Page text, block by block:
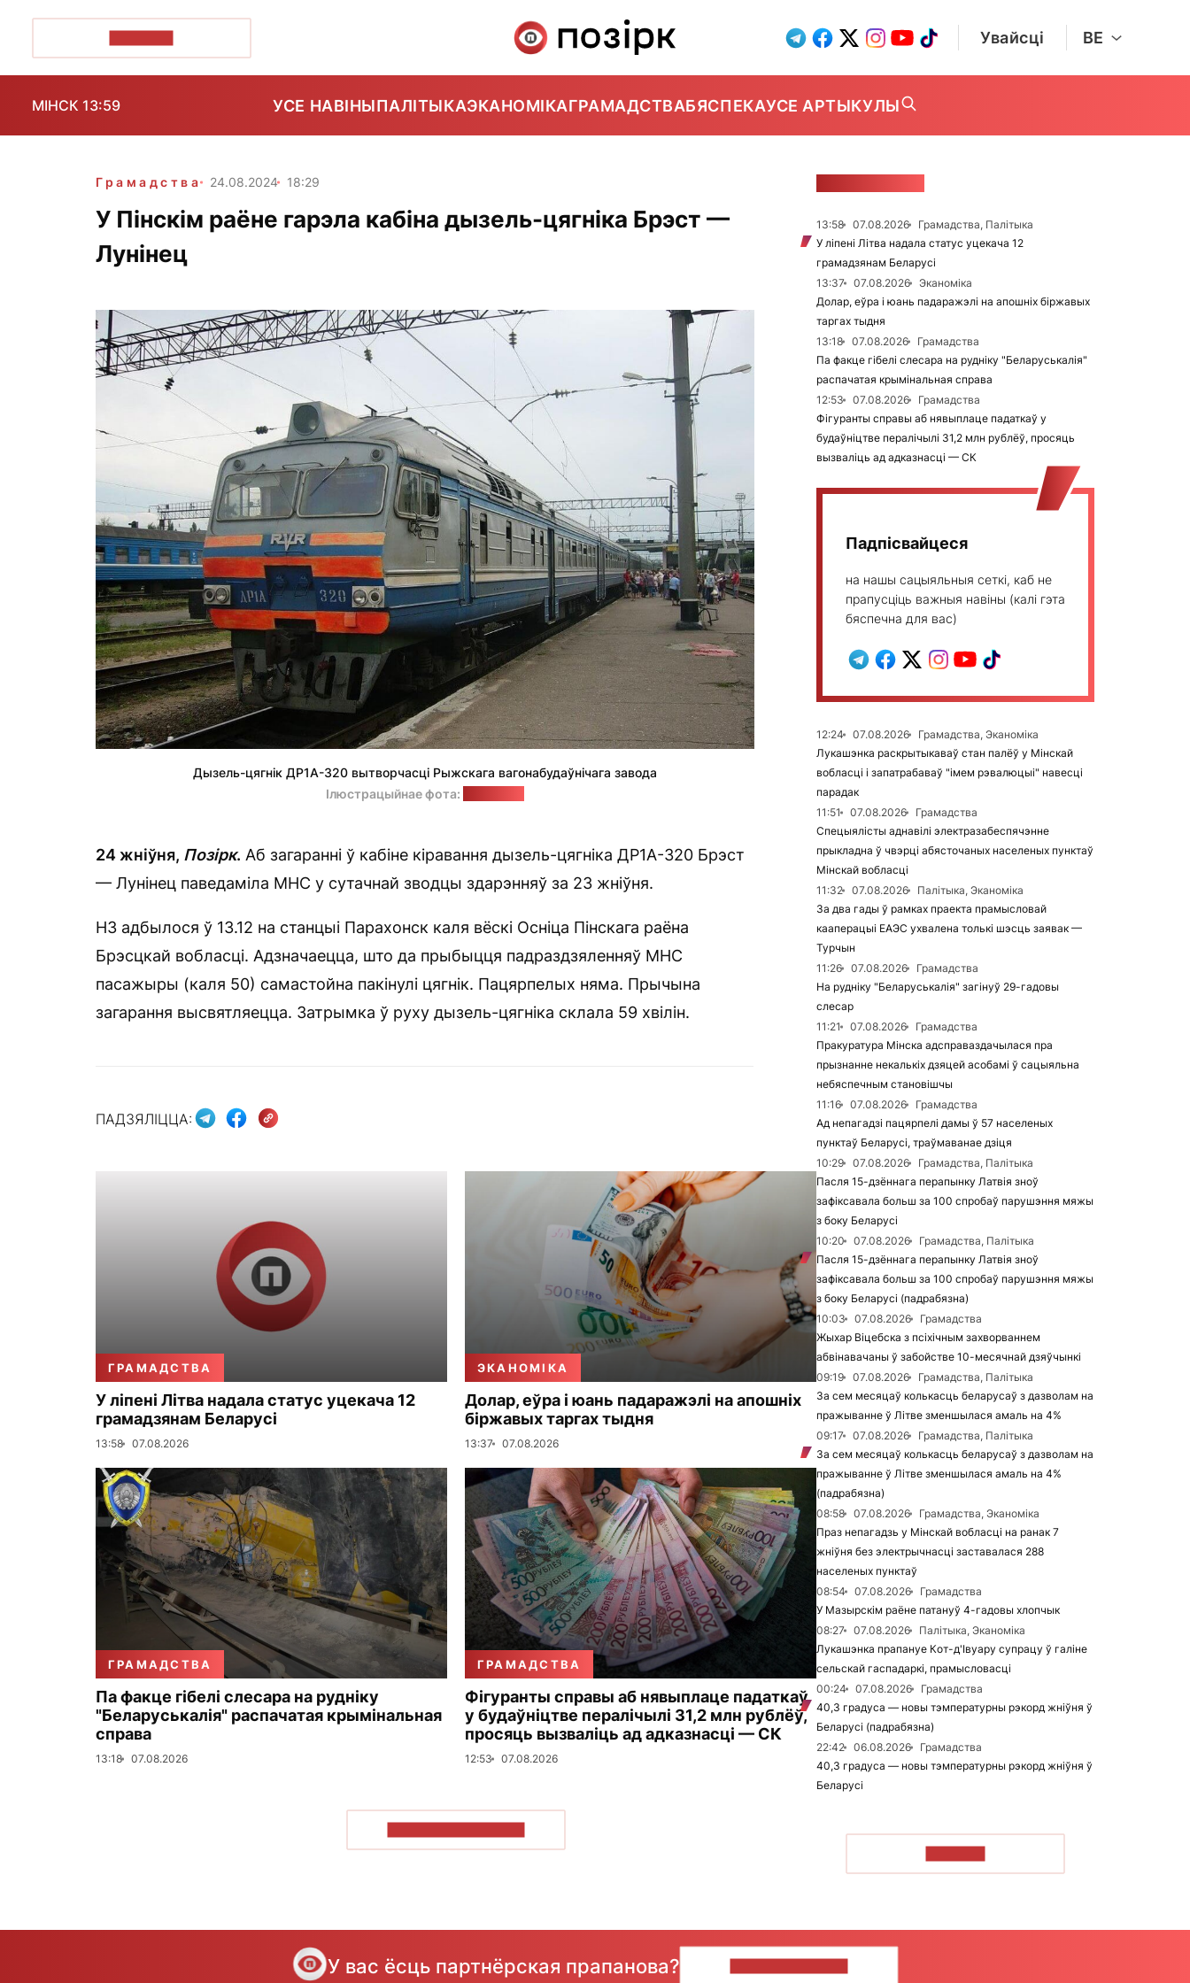
Увайсці BE
МІНСК 13:59 УСЕ НАВІНЫПАЛІТЫКАЭКАНОМІКАГРАМАДСТВАБЯСПЕКАУСЕ АРТЫКУЛЫ
Грамадства 24.08.2024 18:29
У Пінскім раёне гарэла кабіна дызель-цягніка Брэст —
Лунінец
Дызель-цягнік ДР1А-320 вытворчасці Рыжскага вагонабудаўнічага завода
Ілюстрацыйнае фота:
24 жніўня, Позірк. Аб загаранні ў кабіне кіравання дызель-цягніка ДР1А-320 Брэст
— Лунінец паведаміла МНС у сутачнай зводцы здарэнняў за 23 жніўня.
НЗ адбылося ў 13.12 на станцыі Парахонск каля вёскі Осніца Пінскага раёна
Брэсцкай вобласці. Адзначаецца, што да прыбыцця падраздзяленняў МНС
пасажыры (каля 50) самастойна пакінулі цягнік. Пацярпелых няма. Прычына
загарання высвятляецца. Затрымка ў руху дызель-цягніка склала 59 хвілін.
ПАДЗЯЛІЦЦА:
ГРАМАДСТВА
У ліпені Літва надала статус уцекача 12
грамадзянам Беларусі
13:58 07.08.2026
ЭКАНОМІКА
Долар, еўра і юань падаражэлі на апошніх
біржавых таргах тыдня
13:37 07.08.2026
ГРАМАДСТВА
Па факце гібелі слесара на рудніку
"Беларуськалія" распачатая крымінальная
справа
13:18 07.08.2026
ГРАМАДСТВА
Фігуранты справы аб нявыплаце падаткаў
у будаўніцтве пералічылі 31,2 млн рублёў,
просяць вызваліць ад адказнасці — СК
12:53 07.08.2026
13:58 07.08.2026
Грамадства, Палітыка
У ліпені Літва надала статус уцекача 12
грамадзянам Беларусі
13:37
07.08.2026
Эканоміка
Долар, еўра і юань падаражэлі на апошніх біржавых
таргах тыдня
13:18
07.08.2026
Грамадства
Па факце гібелі слесара на рудніку "Беларуськалія"
распачатая крымінальная справа
12:53
07.08.2026
Грамадства
Фігуранты справы аб нявыплаце падаткаў у
будаўніцтве пералічылі 31,2 млн рублёў, просяць
вызваліць ад адказнасці — СК
Падпісвайцеся
на нашы сацыяльныя сеткі, каб не
прапусціць важныя навіны (калі гэта
бяспечна для вас)
12:24 07.08.2026
Грамадства, Эканоміка
Лукашэнка раскрытыкаваў стан палёў у Мінскай
вобласці і запатрабаваў "імем рэвалюцыі" навесці
парадак
11:51
07.08.2026
Грамадства
Спецыялісты аднавілі электразабеспячэнне
прыкладна ў чвэрці абясточаных населеных пунктаў
Мінскай вобласці
11:32
07.08.2026
Палітыка, Эканоміка
За два гады ў рамках праекта прамысловай
кааперацыі ЕАЭС ухвалена толькі шэсць заявак —
Турчын
11:26
07.08.2026
Грамадства
На рудніку "Беларуськалія" загінуў 29-гадовы
слесар
11:21
07.08.2026
Грамадства
Пракуратура Мінска адсправаздачылася пра
прызнанне некалькіх дзяцей асобамі ў сацыяльна
небяспечным становішчы
11:16
07.08.2026
Грамадства
Ад непагадзі пацярпелі дамы ў 57 населеных
пунктаў Беларусі, траўмаванае дзіця
10:29
07.08.2026
Грамадства, Палітыка
Пасля 15-дзённага перапынку Латвія зноў
зафіксавала больш за 100 спробаў парушэння мяжы
з боку Беларусі
10:20
07.08.2026
Грамадства, Палітыка
Пасля 15-дзённага перапынку Латвія зноў
зафіксавала больш за 100 спробаў парушэння мяжы
з боку Беларусі (падрабязна)
10:03
07.08.2026
Грамадства
Жыхар Віцебска з псіхічным захворваннем
абвінавачаны ў забойстве 10-месячнай дзяўчынкі
09:19
07.08.2026
Грамадства, Палітыка
За сем месяцаў колькасць беларусаў з дазволам на
пражыванне ў Літве зменшылася амаль на 4%
09:17
07.08.2026
Грамадства, Палітыка
За сем месяцаў колькасць беларусаў з дазволам на
пражыванне ў Літве зменшылася амаль на 4%
(падрабязна)
08:58
07.08.2026
Грамадства, Эканоміка
Праз непагадзь у Мінскай вобласці на ранак 7
жніўня без электрычнасці заставалася 288
населеных пунктаў
08:54
07.08.2026
Грамадства
У Мазырскім раёне патануў 4-гадовы хлопчык
08:27
07.08.2026
Палітыка, Эканоміка
Лукашэнка прапануе Кот-д'Івуару супрацу ў галіне
сельскай гаспадаркі, прамысловасці
00:24
07.08.2026
Грамадства
40,3 градуса — новы тэмпературны рэкорд жніўня ў
Беларусі (падрабязна)
22:42
06.08.2026
Грамадства
40,3 градуса — новы тэмпературны рэкорд жніўня ў
Беларусі
У вас ёсць партнёрская прапанова?